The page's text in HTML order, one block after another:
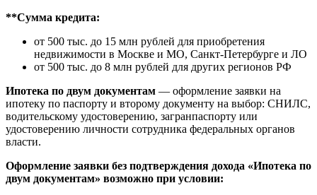
**Сумма кредита:
от 500 тыс. до 15 млн рублей для приобретения
недвижимости в Москве и МО, Санкт-Петербурге и ЛО
от 500 тыс. до 8 млн рублей для других регионов РФ
Ипотека по двум документам — оформление заявки на
ипотеку по паспорту и второму документу на выбор: СНИЛС,
водительскому удостоверению, загранпаспорту или
удостоверению личности сотрудника федеральных органов
власти.
Оформление заявки без подтверждения дохода «Ипотека по
двум документам» возможно при условии: